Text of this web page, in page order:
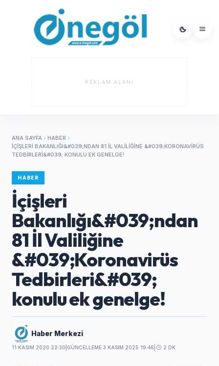
REKLAM ALANI
ANA SAYFA
HABER
İÇIŞLERI BAKANLIĞI&#039;NDAN 81 İL VALILIĞINE &#039;KORONAVIRÜS
TEDBIRLERI&#039; KONULU EK GENELGE!
HABER
İçişleri
Bakanlığı&#039;ndan
81 İl Valiliğine
&#039;Koronavirüs
Tedbirleri&#039;
konulu ek genelge!
Haber Merkezi
11 KASIM 2020 22:30 GÜNCELLEME 3 KASIM 2025 19:46 2 DK